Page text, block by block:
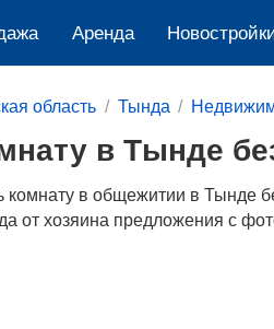
Аренда
область Тында
в Тынде
комнату в общежитии в Тынде
от хозяина предложения с